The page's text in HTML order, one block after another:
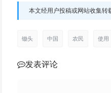
本文经用户投稿或网站收集转
锄头 中国 农民 使用
发表评论